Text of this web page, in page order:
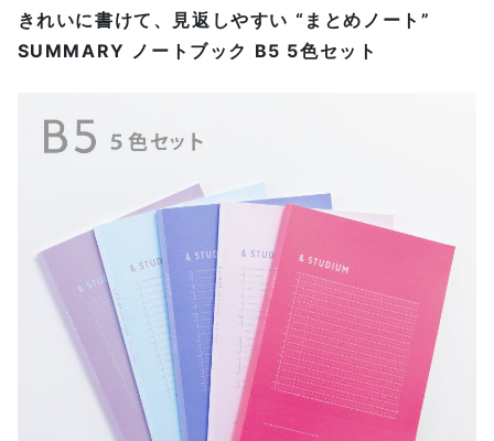
きれいに書けて、見返しやすい “まとめノート”
SUMMARY ノートブック B5 5色セット